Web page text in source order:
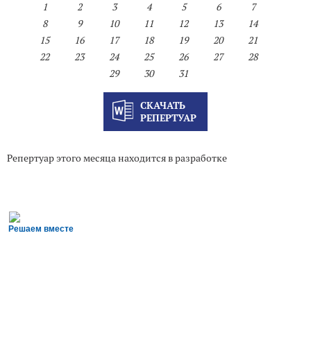
1
2 3 4 5 6
7
8
9 10 11 12 13
14
15
16 17 18 19 20
21
22
23 24 25 26 27
28
29
30 31
СКАЧАТЬ
РЕПЕРТУАР
Репертуар этого месяца находится в разработке
Решаем вместе